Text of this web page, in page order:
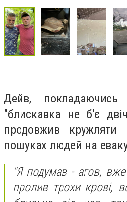
Дейв,
"блискавка не б'є
продовжив кружляти
пошуках людей на
"Я подумав - агов,
пролив трохи крові,